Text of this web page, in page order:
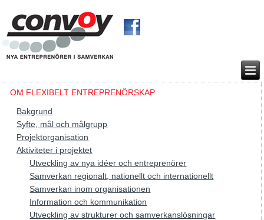
OM FLEXIBELT ENTREPRENÖRSKAP
Bakgrund
Syfte, mål och målgrupp
Projektorganisation
Aktiviteter i projektet
Utveckling av nya idéer och entreprenörer
Samverkan regionalt, nationellt och internationellt
Samverkan inom organisationen
Information och kommunikation
Utveckling av strukturer och samverkanslösningar